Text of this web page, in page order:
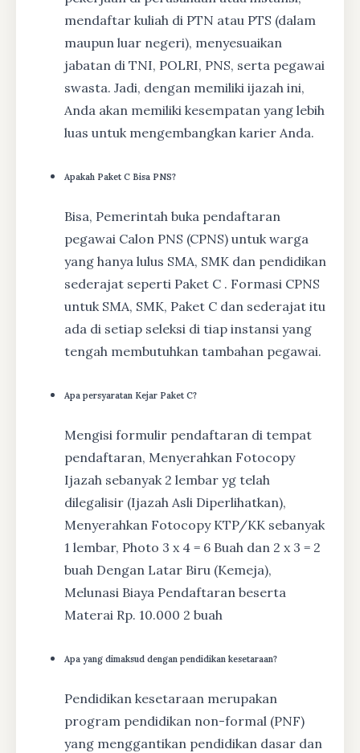
mendaftar kuliah di PTN atau PTS (dalam
maupun luar negeri), menyesuaikan
jabatan di TNI, POLRI, PNS, serta pegawai
swasta. Jadi, dengan memiliki ijazah ini,
Anda akan memiliki kesempatan yang lebih
luas untuk mengembangkan karier Anda.
Apakah Paket C Bisa PNS?
Bisa, Pemerintah buka pendaftaran
pegawai Calon PNS (CPNS) untuk warga
yang hanya lulus SMA, SMK dan pendidikan
sederajat seperti Paket C . Formasi CPNS
untuk SMA, SMK, Paket C dan sederajat itu
ada di setiap seleksi di tiap instansi yang
tengah membutuhkan tambahan pegawai.
Apa persyaratan Kejar Paket C?
Mengisi formulir pendaftaran di tempat
pendaftaran, Menyerahkan Fotocopy
Ijazah sebanyak 2 lembar yg telah
dilegalisir (Ijazah Asli Diperlihatkan),
Menyerahkan Fotocopy KTP/KK sebanyak
1 lembar, Photo 3 x 4 = 6 Buah dan 2 x 3 = 2
buah Dengan Latar Biru (Kemeja),
Melunasi Biaya Pendaftaran beserta
Materai Rp. 10.000 2 buah
Apa yang dimaksud dengan pendidikan kesetaraan?
Pendidikan kesetaraan merupakan
program pendidikan non-formal (PNF)
yang menggantikan pendidikan dasar dan